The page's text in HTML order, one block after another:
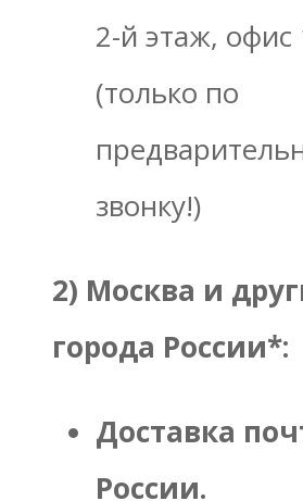
2-й этаж, офис
(только по
звонку!)
2) Москва и
города России*:
Доставка
России.